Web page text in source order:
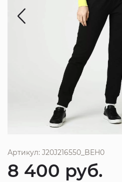
Артикул: J20J216550_BEH0
8 400 руб.